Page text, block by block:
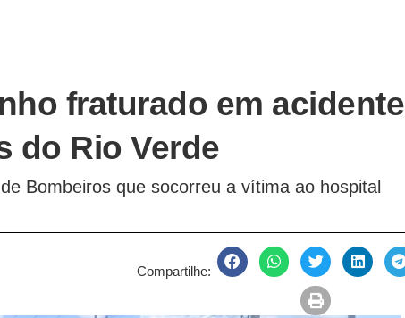
fraturado em acidente
do Rio Verde
Bombeiros que socorreu a vítima ao hospital
Compartilhe: